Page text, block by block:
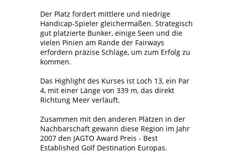
Der Platz fordert mittlere und niedrige
Handicap-Spieler gleichermaßen. Strategisch
gut platzierte Bunker, einige Seen und die
vielen Pinien am Rande der Fairways
erfordern präzise Schläge, um zum Erfolg zu
kommen.
Das Highlight des Kurses ist Loch 13, ein Par
4, mit einer Länge von 339 m, das direkt
Richtung Meer verläuft.
Zusammen mit den anderen Plätzen in der
Nachbarschaft gewann diese Region im Jahr
2007 den JAGTO Award Preis - Best
Established Golf Destination Europas.